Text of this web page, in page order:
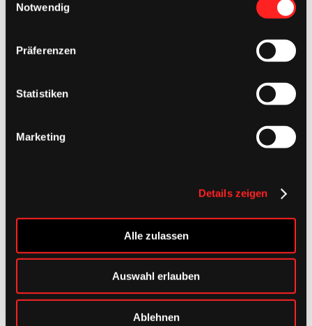
Notwendig
Präferenzen
Statistiken
Marketing
Details zeigen
Alle zulassen
Auswahl erlauben
Ablehnen